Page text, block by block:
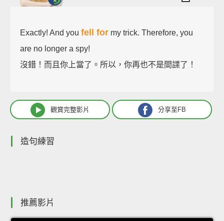
Exactly! And you fell for my trick. Therefore, you
are no longer a spy!
沒錯！而且你上當了。所以，你再也不是間諜了！
觀賞完整影片 分享至FB
造句練習
推薦影片